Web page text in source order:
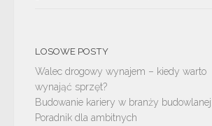
LOSOWE POSTY
Walec drogowy wynajem – kiedy warto
wynająć sprzęt?
Budowanie kariery w branży budowlanej:
Poradnik dla ambitnych